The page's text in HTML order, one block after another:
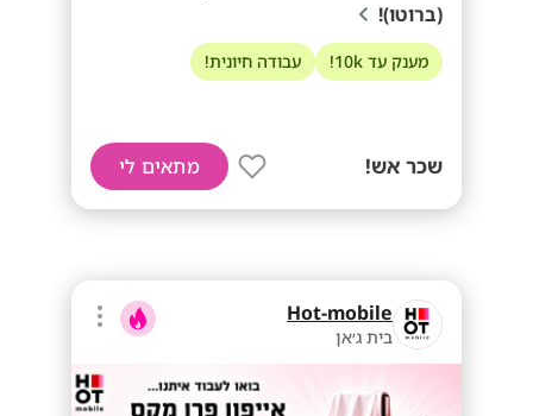
(ברוטו)!
מענק עד 10k! עבודה חיונית!
שכר אש! מתאים לי
Hot-mobile
בית ג׳אן